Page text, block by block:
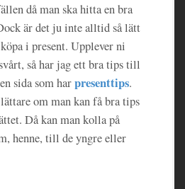
då man ska hitta en bra
är det ju inte alltid så lätt
i present. Upplever ni
så har jag ett bra tips till
sida som harpresenttips.
om man kan få bra tips
Då kan man kolla på
henne, till de yngre eller